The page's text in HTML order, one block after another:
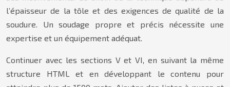
l’épaisseur de la tôle et des exigences de qualité de la
soudure. Un soudage propre et précis nécessite une
expertise et un équipement adéquat.
Continuer avec les sections V et VI, en suivant la même
structure HTML et en développant le contenu pour